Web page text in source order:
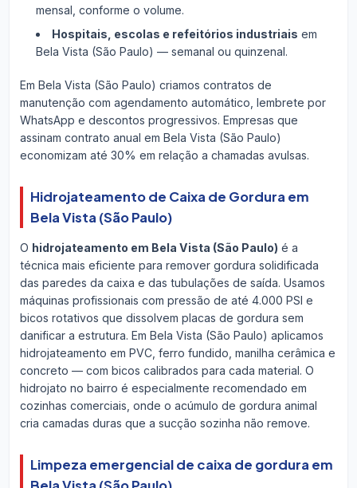
mensal, conforme o volume.
Hospitais, escolas e refeitórios industriais em
Bela Vista (São Paulo) — semanal ou quinzenal.
Em Bela Vista (São Paulo) criamos contratos de
manutenção com agendamento automático, lembrete por
WhatsApp e descontos progressivos. Empresas que
assinam contrato anual em Bela Vista (São Paulo)
economizam até 30% em relação a chamadas avulsas.
Hidrojateamento de Caixa de Gordura em
Bela Vista (São Paulo)
O hidrojateamento em Bela Vista (São Paulo) é a
técnica mais eficiente para remover gordura solidificada
das paredes da caixa e das tubulações de saída. Usamos
máquinas profissionais com pressão de até 4.000 PSI e
bicos rotativos que dissolvem placas de gordura sem
danificar a estrutura. Em Bela Vista (São Paulo) aplicamos
hidrojateamento em PVC, ferro fundido, manilha cerâmica e
concreto — com bicos calibrados para cada material. O
hidrojato no bairro é especialmente recomendado em
cozinhas comerciais, onde o acúmulo de gordura animal
cria camadas duras que a sucção sozinha não remove.
Limpeza emergencial de caixa de gordura em